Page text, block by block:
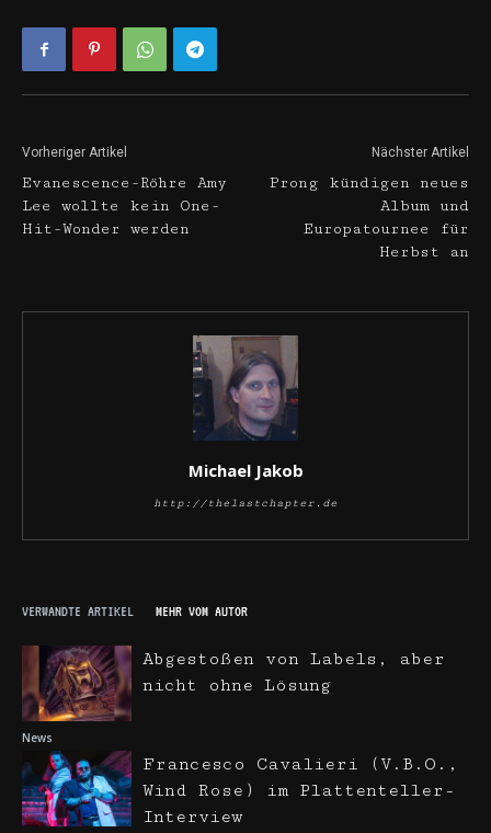
Vorheriger Artikel
Evanescence-Röhre Amy
Lee wollte kein One-
Hit-Wonder werden
Nächster Artikel
Prong kündigen neues
Album und
Europatournee für
Herbst an
Michael Jakob
http://thelastchapter.de
VERWANDTE ARTIKEL MEHR VOM AUTOR
News
Abgestoßen von Labels, aber
nicht ohne Lösung
Francesco Cavalieri (V.B.O.,
Wind Rose) im Plattenteller-
Interview